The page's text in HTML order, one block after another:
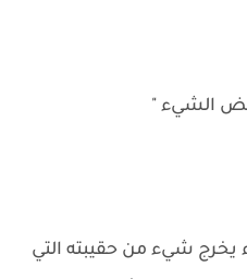
الشيء "
يخرج شيء من حقيبته التي